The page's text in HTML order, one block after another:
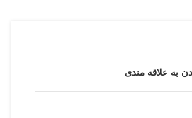
به علاقه مندی